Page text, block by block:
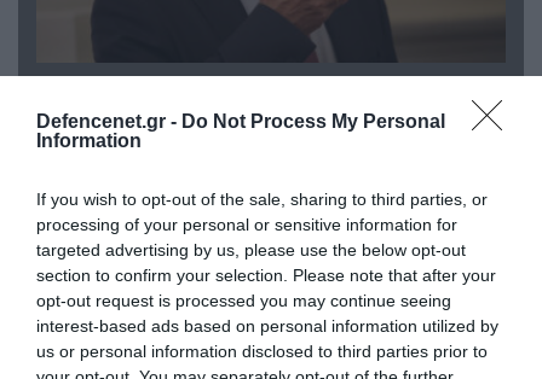
Defencenet.gr - Do Not Process My Personal
Information
If you wish to opt-out of the sale, sharing to third parties, or
processing of your personal or sensitive information for
targeted advertising by us, please use the below opt-out
section to confirm your selection. Please note that after your
opt-out request is processed you may continue seeing
interest-based ads based on personal information utilized by
us or personal information disclosed to third parties prior to
07.08.2026 | 20:02
Ο Γιάννης Αλαφούζος «τέλειωσε» τον
Κωνσταντίνο Ζούλα από τον ΣΚΑΪ – Ο λόγος της